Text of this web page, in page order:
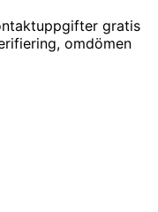
gratis
omdömen